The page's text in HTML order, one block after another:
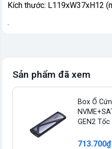
Kích thước: L119xW37xH12
.
Sản phẩm đã xem
Box Ổ
GEN2 Tốc
713.700₫